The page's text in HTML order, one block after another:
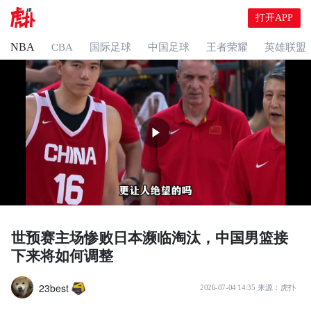
打开APP
NBA CBA 国际足球 中国足球 王者荣耀 英雄联盟
世预赛主场惨败日本濒临淘汰，中国男篮接
下来将如何调整
23best 2026-07-04 14:35 来源： 虎扑